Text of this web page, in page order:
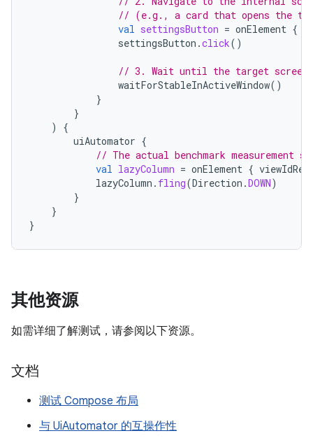
// (e.g., a card that opens the
val settingsButton = onElement {
settingsButton .click()
// 3. Wait until the target
waitForStableInActiveWindow()
}
}
)
{
uiAutomator {
// The actual benchmark measurement
val lazyColumn = onElement {
lazyColumn . fling(Direction .DOWN)
}
}
}
其他资源
如需详细了解测试，请参阅以下资源。
文档
测试 Compose 布局
与 UiAutomator 的互操作性